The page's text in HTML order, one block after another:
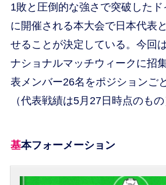
1敗と圧倒的な強さで突破したド
に開催される本大会で日本代表
せることが決定している。今回
ナショナルマッチウィークに招
表メンバー26名をポジションご
（代表戦績は5月27日時点のもの
基本フォーメーション